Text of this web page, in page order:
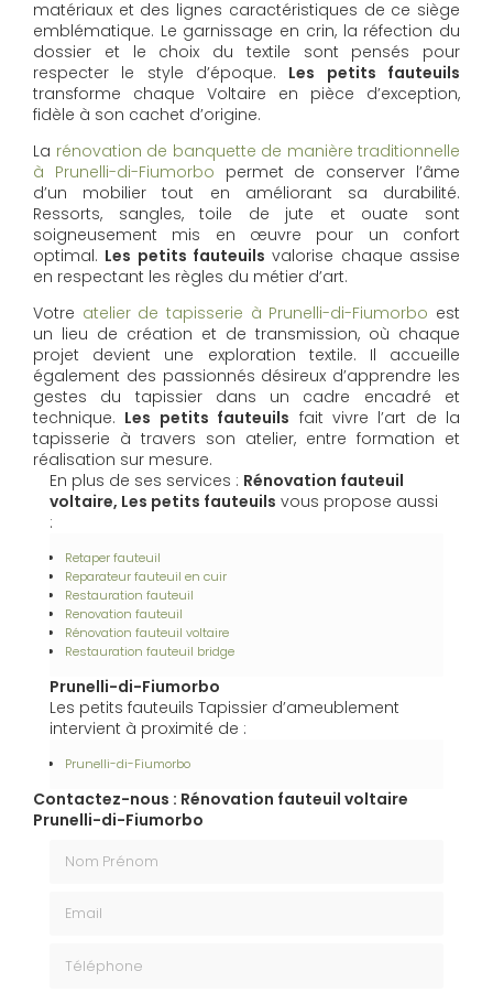
matériaux et des lignes caractéristiques de ce siège
emblématique. Le garnissage en crin, la réfection du
dossier et le choix du textile sont pensés pour
respecter le style d’époque. Les petits fauteuils
transforme chaque Voltaire en pièce d’exception,
fidèle à son cachet d’origine.
La rénovation de banquette de manière traditionnelle
à Prunelli-di-Fiumorbo permet de conserver l’âme
d’un mobilier tout en améliorant sa durabilité.
Ressorts, sangles, toile de jute et ouate sont
soigneusement mis en œuvre pour un confort
optimal. Les petits fauteuils valorise chaque assise
en respectant les règles du métier d’art.
Votre atelier de tapisserie à Prunelli-di-Fiumorbo est
un lieu de création et de transmission, où chaque
projet devient une exploration textile. Il accueille
également des passionnés désireux d’apprendre les
gestes du tapissier dans un cadre encadré et
technique. Les petits fauteuils fait vivre l’art de la
tapisserie à travers son atelier, entre formation et
réalisation sur mesure.
En plus de ses services : Rénovation fauteuil
voltaire, Les petits fauteuils vous propose aussi
:
Retaper fauteuil
Reparateur fauteuil en cuir
Restauration fauteuil
Renovation fauteuil
Rénovation fauteuil voltaire
Restauration fauteuil bridge
Prunelli-di-Fiumorbo
Les petits fauteuils Tapissier d’ameublement
intervient à proximité de :
Prunelli-di-Fiumorbo
Contactez-nous : Rénovation fauteuil voltaire
Prunelli-di-Fiumorbo